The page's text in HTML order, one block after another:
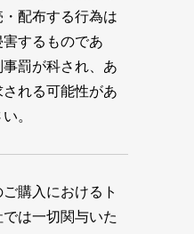
配布する行為は
するものであ
罰が科され、あ
れる可能性があ
。
購入におけるト
は一切関与いた